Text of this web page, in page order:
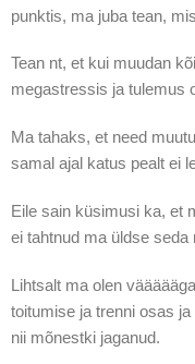
punktis, ma juba tean,
Tean nt, et kui muudan
megastressis ja tulemus
Ma tahaks, et need
samal ajal katus pealt ei
Eile sain küsimusi ka, et
ei tahtnud ma üldse
Lihtsalt ma olen
toitumise ja trenni osas
nii mõnestki jaganud.